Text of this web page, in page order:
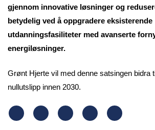
gjennom innovative løsninger og
betydelig ved å oppgradere eksisterende
utdanningsfasiliteter med avanserte
energiløsninger.
Grønt Hjerte vil med denne satsingen bidra
nullutslipp innen 2030.